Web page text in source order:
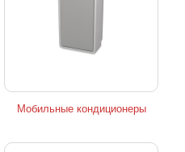
Мобильные кондиционеры